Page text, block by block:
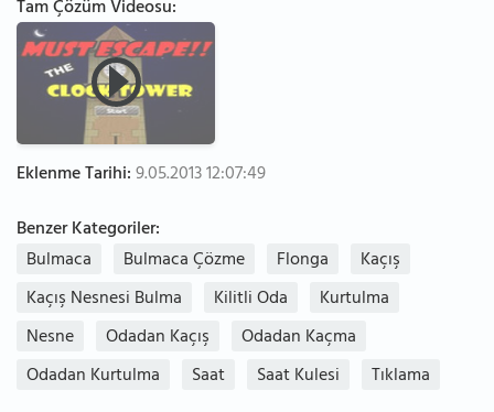
Tam Çözüm Videosu:
Eklenme Tarihi:9.05.2013 12:07:49
Benzer Kategoriler:
Bulmaca
Bulmaca Çözme Flonga
Kaçış
Kaçış Nesnesi Bulma
Kilitli Oda
Kurtulma
Nesne
Odadan Kaçış
Odadan Kaçma
Odadan Kurtulma
Saat Saat Kulesi Tıklama